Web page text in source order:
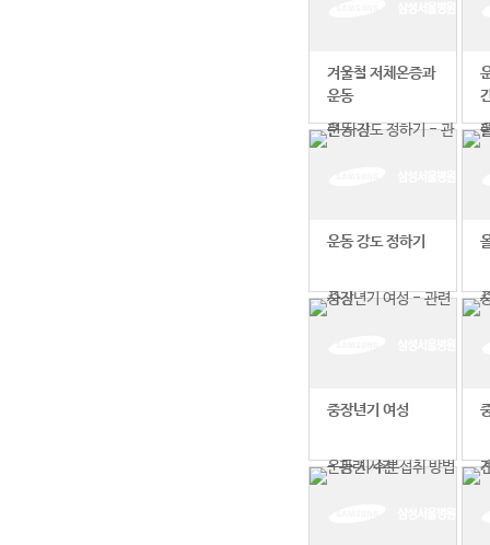
겨울철 저체온증과
운동
운동 강도 정하기
중장년기 여성